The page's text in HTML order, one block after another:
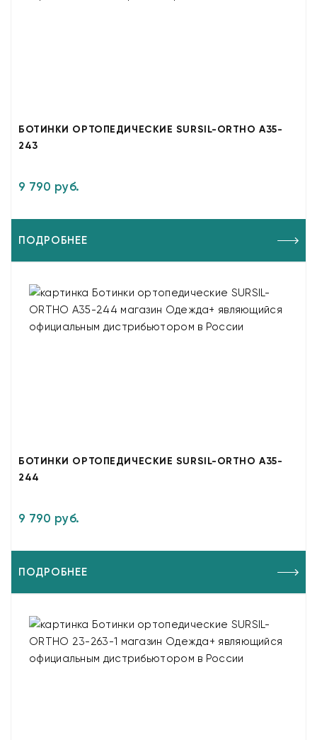
БОТИНКИ ОРТОПЕДИЧЕСКИЕ SURSIL-ORTHO A35-
243
9 790 руб.
ПОДРОБНЕЕ
БОТИНКИ ОРТОПЕДИЧЕСКИЕ SURSIL-ORTHO A35-
244
9 790 руб.
ПОДРОБНЕЕ